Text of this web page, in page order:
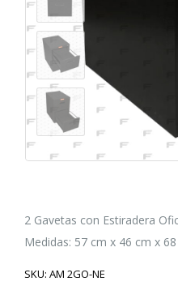
2 Gavetas con Estiradera
Medidas: 57 cm x 46 cm x
SKU: AM 2GO-NE